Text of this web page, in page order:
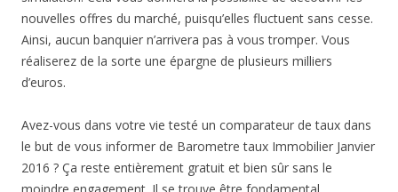
nouvelles offres du marché, puisqu’elles fluctuent sans cesse.
Ainsi, aucun banquier n’arrivera pas à vous tromper. Vous
réaliserez de la sorte une épargne de plusieurs milliers
d’euros.
Avez-vous dans votre vie testé un comparateur de taux dans
le but de vous informer de Barometre taux Immobilier Janvier
2016 ? Ça reste entièrement gratuit et bien sûr sans le
moindre engagement. Il se trouve être fondamental